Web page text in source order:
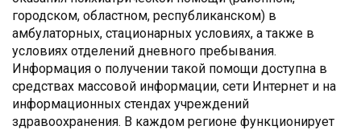
городском, областном, республиканском) в
амбулаторных, стационарных условиях, а также в
условиях отделений дневного пребывания.
Информация о получении такой помощи доступна в
средствах массовой информации, сети Интернет и на
информационных стендах учреждений
здравоохранения. В каждом регионе функционирует